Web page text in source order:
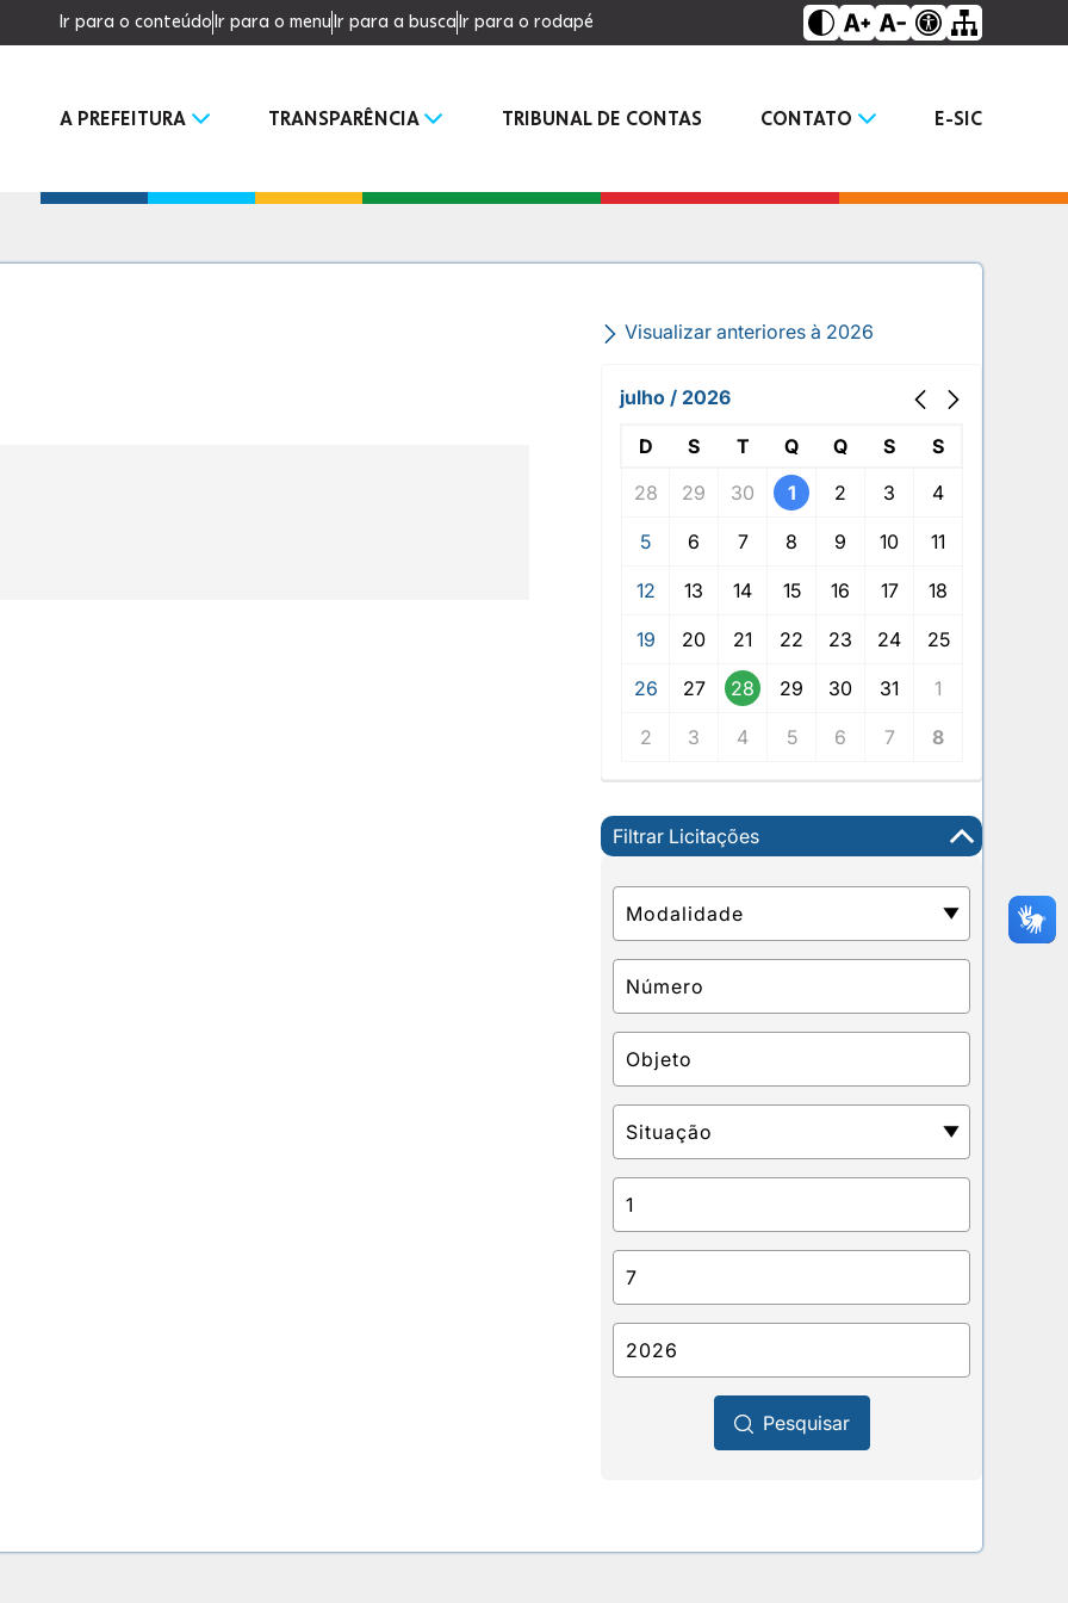
Ir para o conteúdoIr para o menuIr para a buscaIr para o rodapé
A PREFEITURA TRANSPARÊNCIA TRIBUNAL DE CONTAS CONTATO E-SIC
Visualizar anteriores à 2026
julho / 2026
D S T Q Q S
S
28
29 30 1 2 3 4
5 6 7 8 9 10 11
12 13 14 15 16 17 18
19 20 21 22 23 24 25
26 27 28 29 30 31 1
2 3 4 5 6 7 8
Filtrar Licitações
Pesquisar